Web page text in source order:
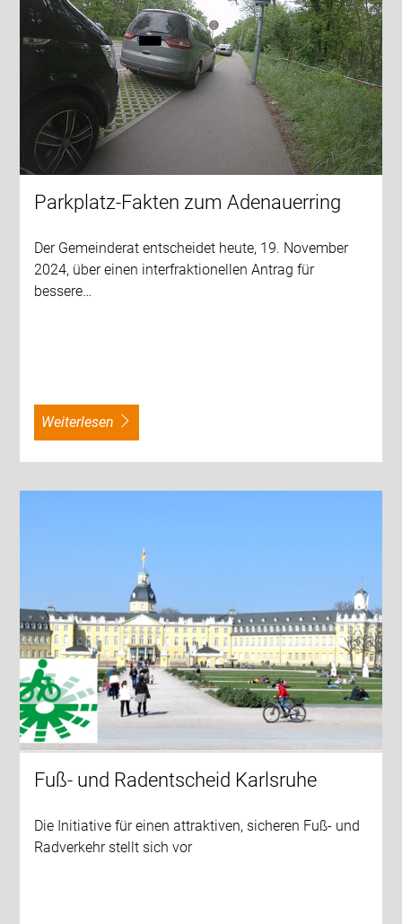
Parkplatz-Fakten zum Adenauerring
Der Gemeinderat entscheidet heute, 19. November
2024, über einen interfraktionellen Antrag für
bessere…
weiterlesen
Fuß- und Radentscheid Karlsruhe
Die Initiative für einen attraktiven, sicheren Fuß- und
Radverkehr stellt sich vor